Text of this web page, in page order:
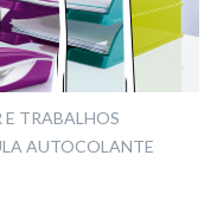
E TRABALHOS
AUTOCOLANTE